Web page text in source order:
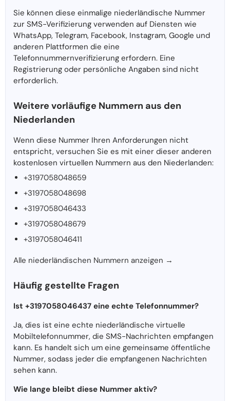
Sie können diese einmalige niederländische Nummer
zur SMS-Verifizierung verwenden auf Diensten wie
WhatsApp, Telegram, Facebook, Instagram, Google und
anderen Plattformen die eine
Telefonnummernverifizierung erfordern. Eine
Registrierung oder persönliche Angaben sind nicht
erforderlich.
Weitere vorläufige Nummern aus den
Niederlanden
Wenn diese Nummer Ihren Anforderungen nicht
entspricht, versuchen Sie es mit einer dieser anderen
kostenlosen virtuellen Nummern aus den Niederlanden:
+3197058048659
+3197058048698
+3197058046433
+3197058048679
+3197058046411
Alle niederländischen Nummern anzeigen →
Häufig gestellte Fragen
Ist +3197058046437 eine echte Telefonnummer?
Ja, dies ist eine echte niederländische virtuelle
Mobiltelefonnummer, die SMS-Nachrichten empfangen
kann. Es handelt sich um eine gemeinsame öffentliche
Nummer, sodass jeder die empfangenen Nachrichten
sehen kann.
Wie lange bleibt diese Nummer aktiv?